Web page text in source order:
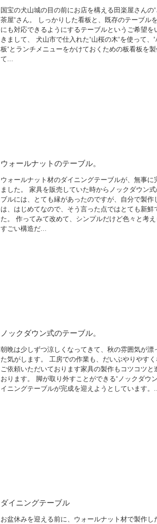
国宝の犬山城の目の前にお店を構える田楽屋さんの"
茶屋"さん。 しっかりした看板と、既存のテーブル
にも対応できるようにするテーブルというご希望を
きまして、 犬山市で仕入れた"山桜の木"を使って、
板"とランチメニューをかけておくための板看板を
て...
ウォールナットのテーブル。
ウォールナット材のダイニングテーブルが、無事に
ました。 家具を販売していた時からノックダウン
ブルには、とても縁があったのですが、自分で製作
は、はじめてなので、そう言った点ではとても新鮮
た。 作ってみて改めて、シンプルだけど色々と考
すごい構造だ...
ノックダウン式のテーブル。
朝晩は少しずつ涼しくなってきて、秋の雰囲気が漂
た気がします。 工房での作業も、だいぶやりやすく
ご依頼いただいております家具の製作もコツコツと
おります。 脚が取り外すことができる"ノックダウ
イニングテーブルが完成を迎えようとしています。...
ダイニングテーブル
お盆休みを迎える前に、ウォールナット材で製作し